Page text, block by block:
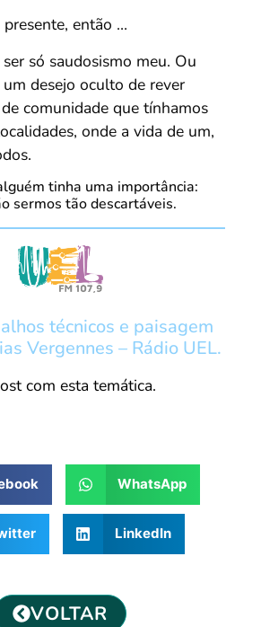
então …
só saudosismo meu. Ou
desejo oculto de rever
comunidade que tínhamos
onde a vida de um,
tinha uma importância:
sermos tão descartáveis.
técnicos e paisagem
Vergennes – Rádio UEL.
com esta temática.
WhatsApp
LinkedIn
VOLTAR